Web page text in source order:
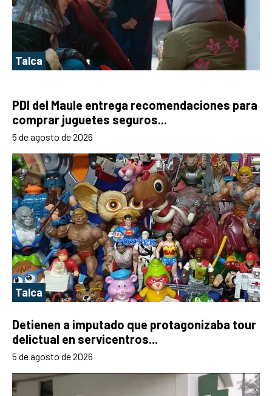
Talca
PDI del Maule entrega recomendaciones para
comprar juguetes seguros...
5 de agosto de 2026
Talca
Detienen a imputado que protagonizaba tour
delictual en servicentros...
5 de agosto de 2026